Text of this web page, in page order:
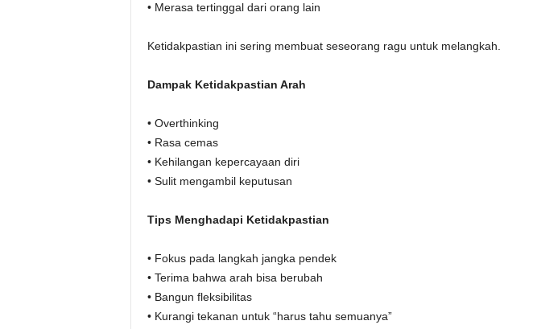
• Merasa tertinggal dari orang lain
Ketidakpastian ini sering membuat seseorang ragu untuk melangkah.
Dampak Ketidakpastian Arah
• Overthinking
• Rasa cemas
• Kehilangan kepercayaan diri
• Sulit mengambil keputusan
Tips Menghadapi Ketidakpastian
• Fokus pada langkah jangka pendek
• Terima bahwa arah bisa berubah
• Bangun fleksibilitas
• Kurangi tekanan untuk “harus tahu semuanya”